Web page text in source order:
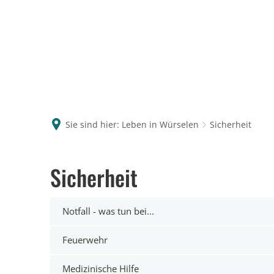
Sie sind hier: Leben in Würselen Sicherheit
Sicherheit
Notfall - was tun bei...
Feuerwehr
Medizinische Hilfe